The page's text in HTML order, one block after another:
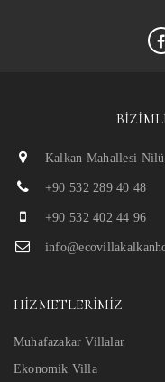
Kalkan Mahallesi
+90 532 289 40 48
+90 532 402 44 96
HIZMETLERIMIZ
Muhafazakar Villalar
Ekonomik Villa